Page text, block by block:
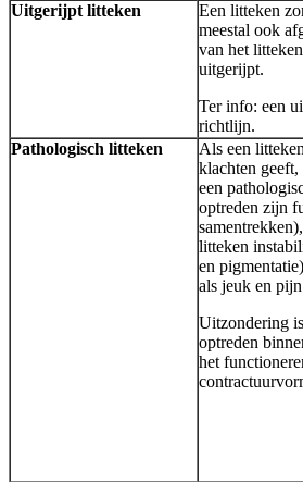
Uitgerijpt litteken
Een litteken
meestal ook
van het
uitgerijpt.
Ter info: een
richtlijn.
Pathologisch litteken
Als een
klachten
een
optreden zijn
litteken
en
als jeuk en
Uitzondering
optreden
het